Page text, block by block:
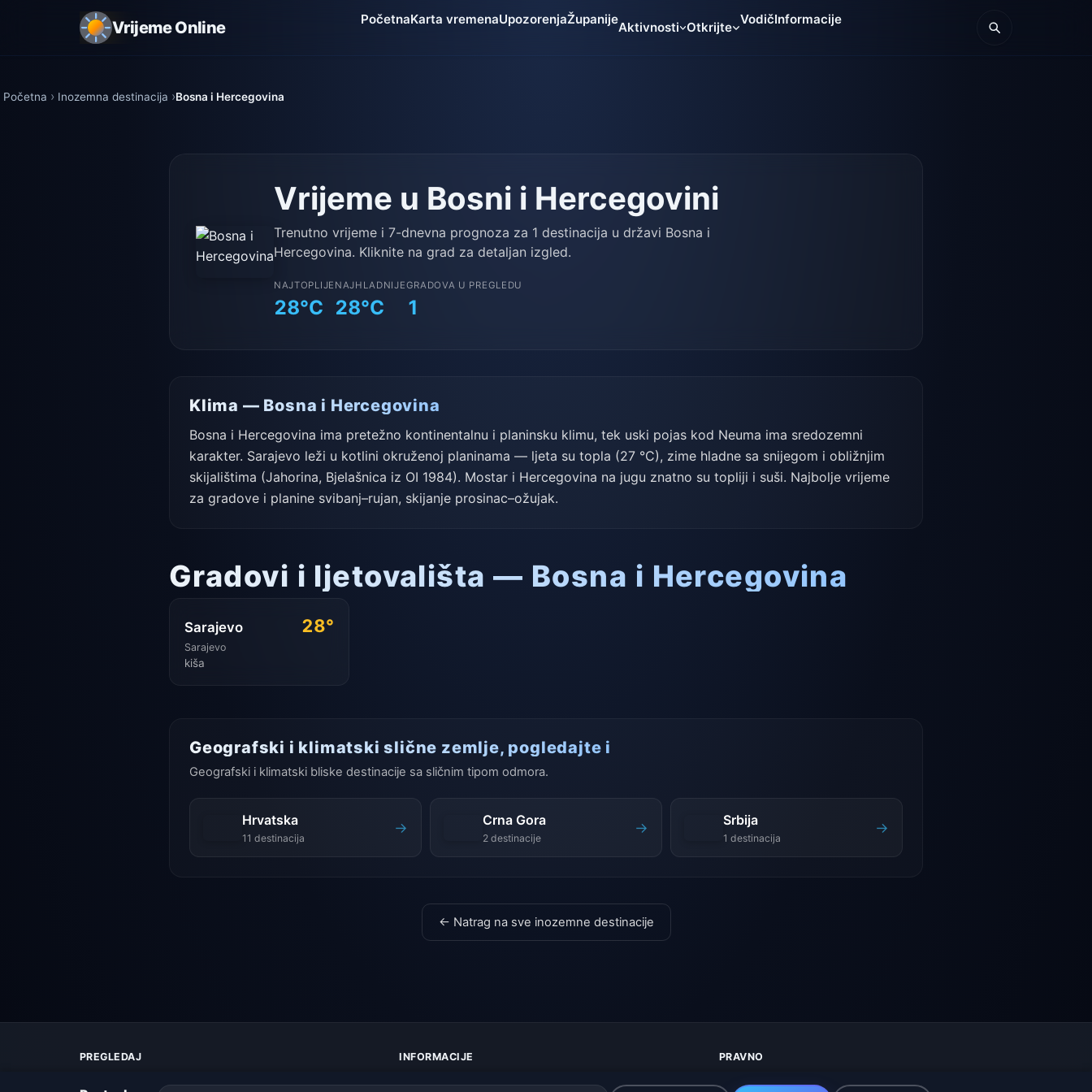
Vrijeme Online PočetnaKarta vremenaUpozorenjaŽupanije
Aktivnosti Otkrijte
VodičInformacije
Početna Inozemna destinacija Bosna i Hercegovina
Vrijeme u Bosni i Hercegovini
Trenutno vrijeme i 7-dnevna prognoza za 1 destinacija u državi Bosna i
Hercegovina. Kliknite na grad za detaljan izgled.
NAJTOPLIJE
28°C
NAJHLADNIJE
28°C
GRADOVA U PREGLEDU
1
Klima — Bosna i Hercegovina
Bosna i Hercegovina ima pretežno kontinentalnu i planinsku klimu, tek uski pojas kod Neuma ima sredozemni
karakter. Sarajevo leži u kotlini okruženoj planinama — ljeta su topla (27 °C), zime hladne sa snijegom i obližnjim
skijalištima (Jahorina, Bjelašnica iz OI 1984). Mostar i Hercegovina na jugu znatno su topliji i suši. Najbolje vrijeme
za gradove i planine svibanj–rujan, skijanje prosinac–ožujak.
Gradovi i ljetovališta — Bosna i Hercegovina
Sarajevo 28°
Sarajevo
kiša
Geografski i klimatski slične zemlje, pogledajte i
Geografski i klimatski bliske destinacije sa sličnim tipom odmora.
Hrvatska
11 destinacija
→ Crna Gora
2 destinacije
→ Srbija
1 destinacija
→
← Natrag na sve inozemne destinacije
PREGLEDAJ INFORMACIJE PRAVNO